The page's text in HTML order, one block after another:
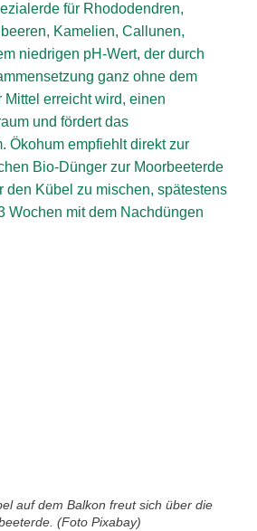
für Rhododendren,
Kamelien, Callunen,
niedrigen pH-Wert, der durch
ganz ohne dem
erreicht wird, einen
und fördert das
Ökohum empfiehlt direkt zur
Bio-Dünger zur Moorbeeterde
den Kübel zu mischen, spätestens
Wochen mit dem Nachdüngen
auf dem Balkon freut sich über die
(Foto Pixabay)